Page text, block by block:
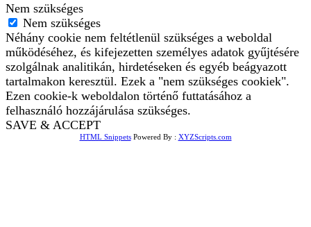
Nem szükséges
Nem szükséges
Néhány cookie nem feltétlenül szükséges a weboldal
működéséhez, és kifejezetten személyes adatok gyűjtésére
szolgálnak analitikán, hirdetéseken és egyéb beágyazott
tartalmakon keresztül. Ezek a "nem szükséges cookiek".
Ezen cookie-k weboldalon történő futtatásához a
felhasználó hozzájárulása szükséges.
SAVE & ACCEPT
HTML SnippetsPowered By : XYZScripts.com